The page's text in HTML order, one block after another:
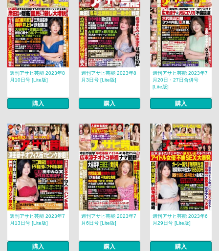
週刊アサヒ芸能 2023年8
月10日号 [Lite版]
購入
週刊アサヒ芸能 2023年8
月3日号 [Lite版]
購入
週刊アサヒ芸能 2023年7
月20日・27日合併号
[Lite版]
購入
週刊アサヒ芸能 2023年7
月13日号 [Lite版]
購入
週刊アサヒ芸能 2023年7
月6日号 [Lite版]
購入
週刊アサヒ芸能 2023年6
月29日号 [Lite版]
購入